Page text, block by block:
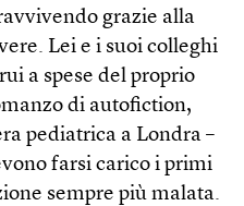
grazie alla
Lei e i suoi colleghi
a spese del proprio
di autofiction,
pediatrica a Londra –
farsi carico i primi
sempre più malata.